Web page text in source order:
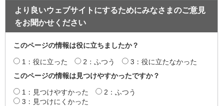
より良いウェブサイトにするためにみなさまのご意見
をお聞かせください
このページの情報は役に立ちましたか？
1：役に立った 2：ふつう
3：役に立たなかった
このページの情報は見つけやすかったですか？
1：見つけやすかった
2：ふつう
3：見つけにくかった